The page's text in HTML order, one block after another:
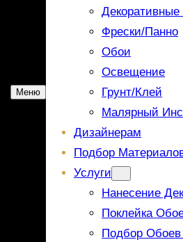
Меню
Декоративные
Фрески/панно
Обои
Освещение
Грунт/Клей
Малярный
Дизайнерам
Подбор
Услуги
Нанесение
Поклейка
Подбор Обоев